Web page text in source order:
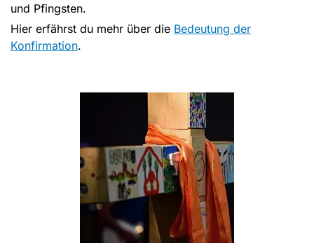
und Pfingsten.
Hier erfährst du mehr über die Bedeutung der
Konfirmation.